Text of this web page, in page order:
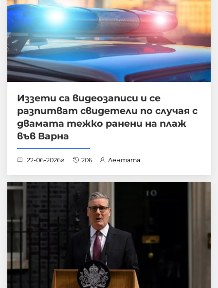
Иззети са видеозаписи и се
разпитват свидетели по случая с
двамата тежко ранени на плаж
във Варна
22-06-2026г. 206 Лентата